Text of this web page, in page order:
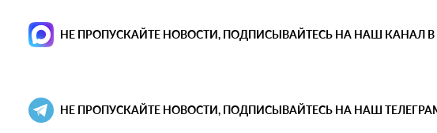
НЕ ПРОПУСКАЙТЕ НОВОСТИ, ПОДПИСЫВАЙТЕСЬ НА НАШ КАНАЛ В
НЕ ПРОПУСКАЙТЕ НОВОСТИ, ПОДПИСЫВАЙТЕСЬ НА НАШ